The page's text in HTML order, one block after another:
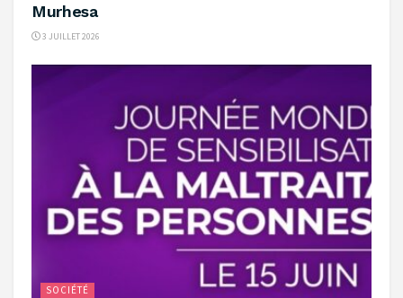
Murhesa ‎
3 JUILLET 2026
SOCIÉTÉ